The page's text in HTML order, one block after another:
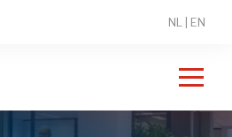
NL EN